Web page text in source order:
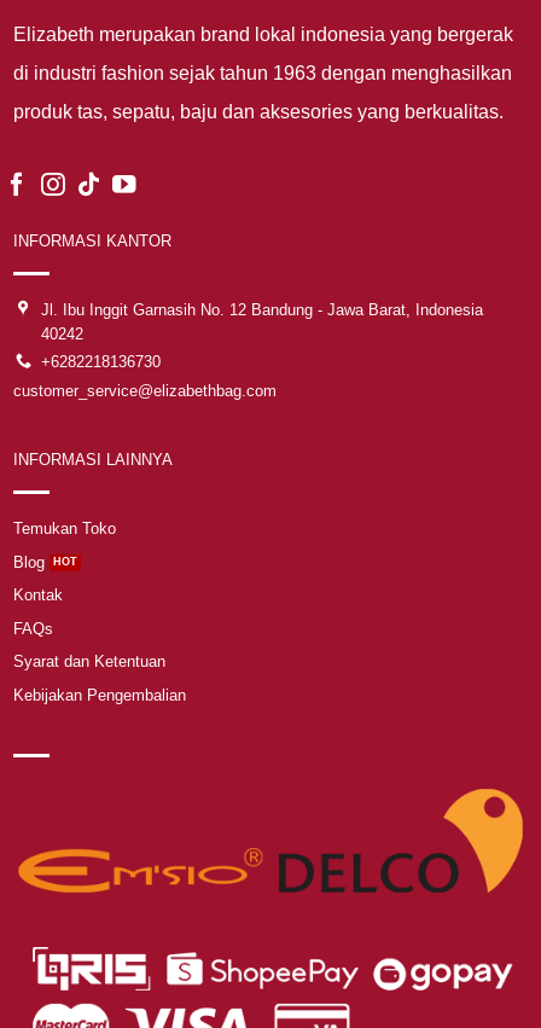
Elizabeth merupakan brand lokal indonesia yang bergerak
di industri fashion sejak tahun 1963 dengan menghasilkan
produk tas, sepatu, baju dan aksesories yang berkualitas.
INFORMASI KANTOR
Jl. Ibu Inggit Garnasih No. 12 Bandung - Jawa Barat, Indonesia
40242
+6282218136730
customer_service@elizabethbag.com
INFORMASI LAINNYA
Temukan Toko
Blog
Kontak
FAQs
Syarat dan Ketentuan
Kebijakan Pengembalian